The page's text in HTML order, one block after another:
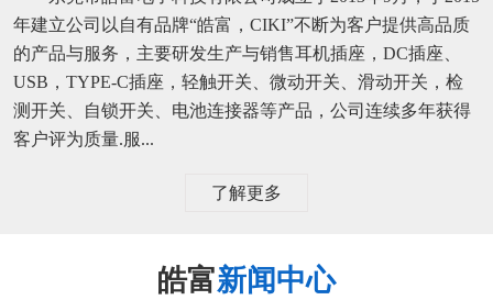
年建立公司以自有品牌“皓富，CIKI”不断为客户提供高品质
的产品与服务，主要研发生产与销售耳机插座，DC插座、
USB，TYPE-C插座，轻触开关、微动开关、滑动开关，检
测开关、自锁开关、电池连接器等产品，公司连续多年获得
客户评为质量.服...
了解更多
皓富新闻中心